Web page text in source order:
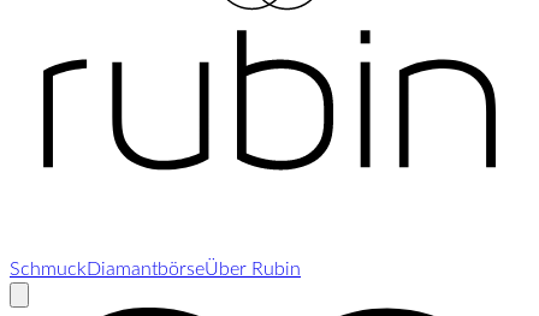
SchmuckDiamantbörseÜber Rubin